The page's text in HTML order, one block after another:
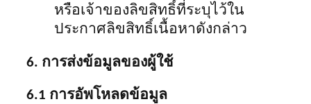
หรือเจ้าของลิขสิทธิ์ที่ระบุไว้ใน
ประกาศลิขสิทธิ์เนื้อหาดังกล่าว
6. การส่งข้อมูลของผู้ใช้
6.1 การอัพโหลดข้อมูล